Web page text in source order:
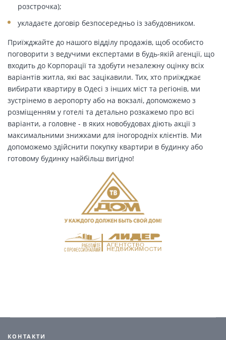
розстрочка);
укладаєте договір безпосередньо із забудовником.
Приїжджайте до нашого відділу продажів, щоб особисто
поговорити з ведучими експертами в будь-якій агенції, що
входить до Корпорації та здобути незалежну оцінку всіх
варіантів житла, які вас зацікавили. Тих, хто приїжджає
вибирати квартиру в Одесі з інших міст та регіонів, ми
зустрінемо в аеропорту або на вокзалі, допоможемо з
розміщенням у готелі та детально розкажемо про всі
варіанти, а головне - в яких новобудовах діють акції з
максимальними знижками для іногородніх клієнтів. Ми
допоможемо здійснити покупку квартири в будинку або
готовому будинку найбільш вигідно!
КОНТАКТИ